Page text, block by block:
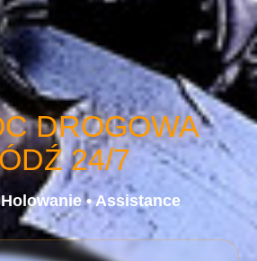
DROGOWA
24/7
• Assistance